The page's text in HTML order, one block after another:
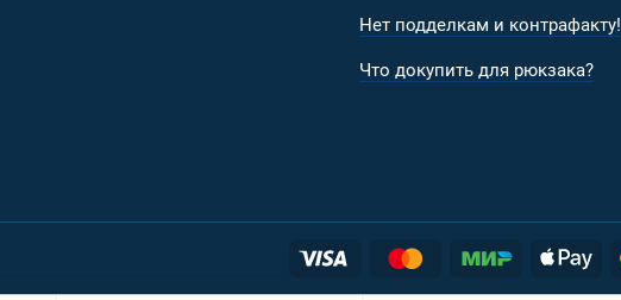
Нет подделкам и контрафакту!
Что докупить для рюкзака?